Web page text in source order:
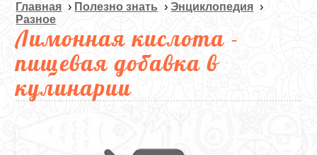
Главная › Полезно знать ›Энциклопедия ›
Разное
Лимонная кислота -
пищевая добавка в
кулинарии